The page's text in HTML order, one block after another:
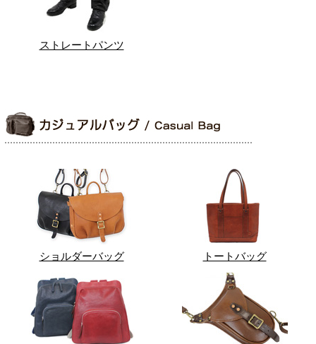
ストレートパンツ
ショルダーバッグ トートバッグ